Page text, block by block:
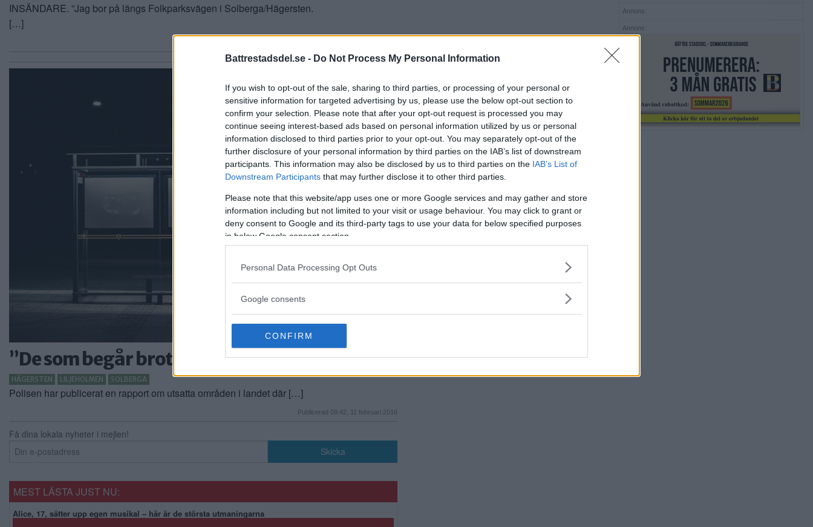
Battrestadsdel.se - Do Not Process My Personal Information
If you wish to opt-out of the sale, sharing to third parties, or processing of your personal or
sensitive information for targeted advertising by us, please use the below opt-out section to
confirm your selection. Please note that after your opt-out request is processed you may
continue seeing interest-based ads based on personal information utilized by us or personal
information disclosed to third parties prior to your opt-out. You may separately opt-out of the
further disclosure of your personal information by third parties on the IAB’s list of downstream
participants. This information may also be disclosed by us to third parties on the IAB’s List of
Downstream Participants that may further disclose it to other third parties.
Please note that this website/app uses one or more Google services and may gather and store
information including but not limited to your visit or usage behaviour. You may click to grant or
deny consent to Google and its third-party tags to use your data for below specified purposes
in below Google consent section.
Personal Data Processing Opt Outs
Google consents
CONFIRM
INSÄNDARE. ”Jag bor på längs Folkparksvägen i Solberga/Hägersten.
[…]
”De som begår brott ska inte komma undan”
HÄGERSTEN LILJEHOLMEN SOLBERGA
Polisen har publicerat en rapport om utsatta områden i landet där […]
Publicerad 09:42, 11 februari 2016
Få dina lokala nyheter i mejlen!
MEST LÄSTA JUST NU:
Alice, 17, sätter upp egen musikal – här är de största utmaningarna
Annons:
Annons: